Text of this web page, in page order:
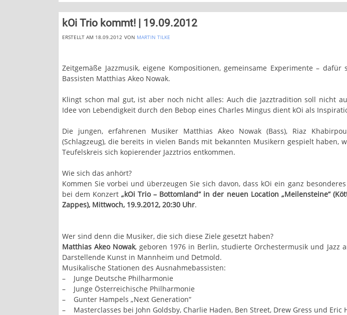
kOi Trio kommt! | 19.09.2012
ERSTELLT AM 18.09.2012 VON MARTIN TILKE
Zeitgemäße Jazzmusik, eigene Kompositionen, gemeinsame Experimente –
Bassisten Matthias Akeo Nowak.
Klingt schon mal gut, ist aber noch nicht alles: Auch die Jazztradition soll nicht
Idee von Lebendigkeit durch den Bebop eines Charles Mingus dient kOi als
Die jungen, erfahrenen Musiker Matthias Akeo Nowak (Bass), Riaz
(Schlagzeug), die bereits in vielen Bands mit bekannten Musikern gespielt haben,
Teufelskreis sich kopierender Jazztrios entkommen.
Wie sich das anhört?
Kommen Sie vorbei und überzeugen Sie sich davon, dass kOi ein ganz
bei dem Konzert„kOi Trio – Bottomland“ in der neuen Location „Meilensteine“
Zappes), Mittwoch, 19.9.2012, 20:30 Uhr.
Wer sind denn die Musiker, die sich diese Ziele gesetzt haben?
Matthias Akeo Nowak, geboren 1976 in Berlin, studierte Orchestermusik und Jazz
Darstellende Kunst in Mannheim und Detmold.
Musikalische Stationen des Ausnahmebassisten:
– Junge Deutsche Philharmonie
– Junge Österreichische Philharmonie
– Gunter Hampels „Next Generation“
– Masterclasses bei John Goldsby, Charlie Haden, Ben Street, Drew Gress und Eric